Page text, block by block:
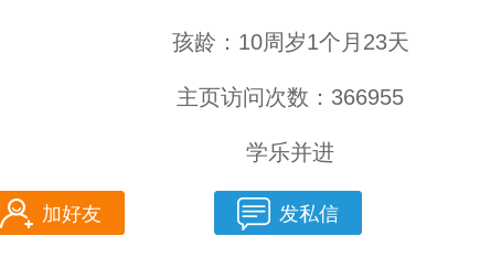
孩龄：10周岁1个月23天
主页访问次数：366955
学乐并进
加好友 发私信